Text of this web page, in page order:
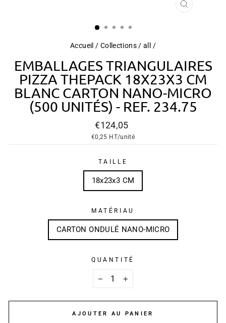
FERMER
Accueil / Collections / all /
EMBALLAGES TRIANGULAIRES
PIZZA THEPACK 18X23X3 CM
BLANC CARTON NANO-MICRO
(500 UNITÉS) - REF. 234.75
Prix
régulier
€124,05
€0,25 HT/unité
TAILLE
18x23x3 CM
MATÉRIAU
CARTON ONDULÉ NANO-MICRO
QUANTITÉ
+
AJOUTER AU PANIER